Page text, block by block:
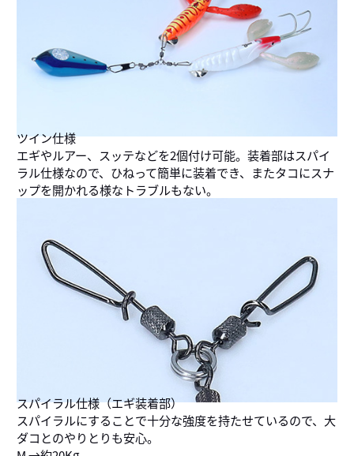
ツイン仕様
エギやルアー、スッテなどを2個付け可能。装着部はスパイ
ラル仕様なので、ひねって簡単に装着でき、またタコにスナ
ップを開かれる様なトラブルもない。
スパイラル仕様（エギ装着部）
スパイラルにすることで十分な強度を持たせているので、大
ダコとのやりとりも安心。